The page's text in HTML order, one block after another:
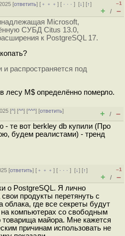
[ответить] [ ﹢﹢﹢] [ · · ·][↓] [↑]
–1
+ / –
Microsoft,
СУБД Citus 13.0,
к PostgreSQL 17.
распространяется под
лесу M$ определённо померло.
[^] [^^] [^^^] [ответить]
+ / –
- те вот berkley db купили (Про
будем реалистами) - тренд
[ответить] [ ﹢﹢﹢] [ · · ·][↓] [↑]
–1
+ / –
о PostgreSQL. Я лично
продукты перетянуть с
где все секреты будут
компьютерах со свободным
товарища майора. Мне кажется
причинам использовать не